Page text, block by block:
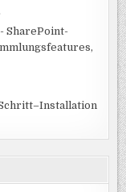
SharePoint-